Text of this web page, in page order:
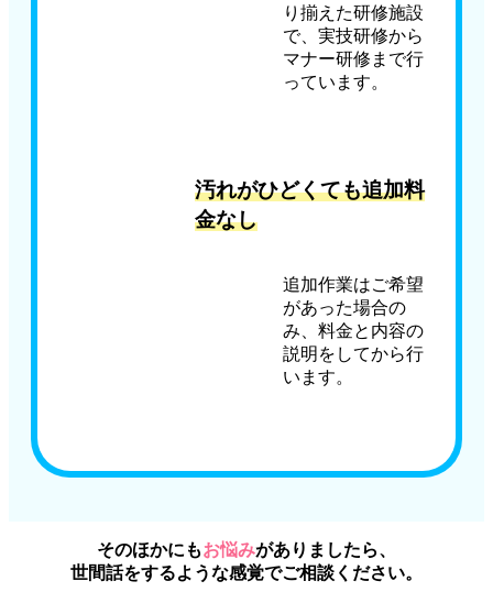
り揃えた研修施設
で、実技研修から
マナー研修まで行
っています。
汚れがひどくても追加料
金なし
追加作業はご希望
があった場合の
み、料金と内容の
説明をしてから行
います。
そのほかにもお悩みがありましたら、
世間話をするような感覚でご相談ください。